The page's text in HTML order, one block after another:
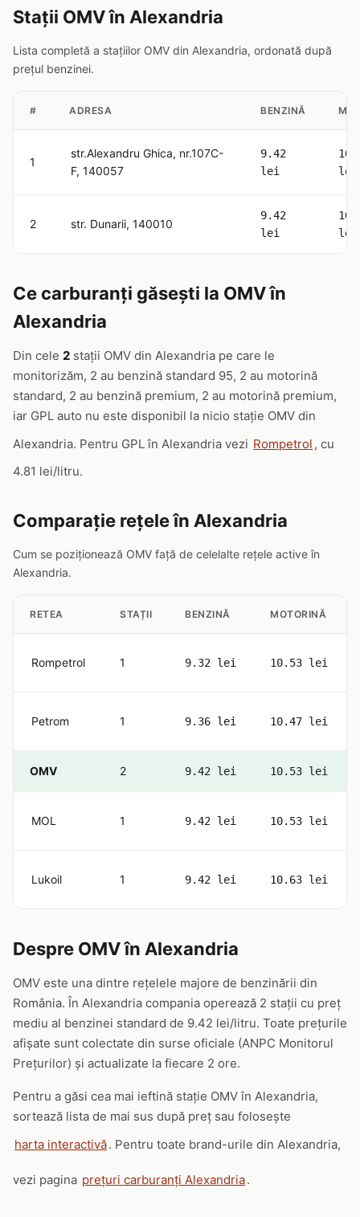
Stații OMV în Alexandria
Lista completă a stațiilor OMV din Alexandria, ordonată după
prețul benzinei.
# ADRESA BENZINĂ
1
str.Alexandru Ghica, nr.107C-
F, 140057
9.42
lei
lei
2 str. Dunarii, 140010
9.42
lei
lei
Ce carburanți găsești la OMV în
Alexandria
Din cele 2 stații OMV din Alexandria pe care le
monitorizăm, 2 au benzină standard 95, 2 au motorină
standard, 2 au benzină premium, 2 au motorină premium,
iar GPL auto nu este disponibil la nicio stație OMV din
Alexandria. Pentru GPL în Alexandria vezi Rompetrol , cu
4.81 lei/litru.
Comparație rețele în Alexandria
Cum se poziționează OMV față de celelalte rețele active în
Alexandria.
RETEA STAȚII BENZINĂ MOTORINĂ
Rompetrol 1 9.32 lei 10.53 lei
Petrom 1 9.36 lei 10.47 lei
OMV 2 9.42 lei 10.53 lei
MOL 1 9.42 lei 10.53 lei
Lukoil 1 9.42 lei 10.63 lei
Despre OMV în Alexandria
OMV este una dintre rețelele majore de benzinării din
România. În Alexandria compania operează 2 stații cu preț
mediu al benzinei standard de 9.42 lei/litru. Toate prețurile
afișate sunt colectate din surse oficiale (ANPC Monitorul
Prețurilor) și actualizate la fiecare 2 ore.
Pentru a găsi cea mai ieftină stație OMV în Alexandria,
sortează lista de mai sus după preț sau folosește
harta interactivă. Pentru toate brand-urile din Alexandria,
vezi pagina prețuri carburanți Alexandria.